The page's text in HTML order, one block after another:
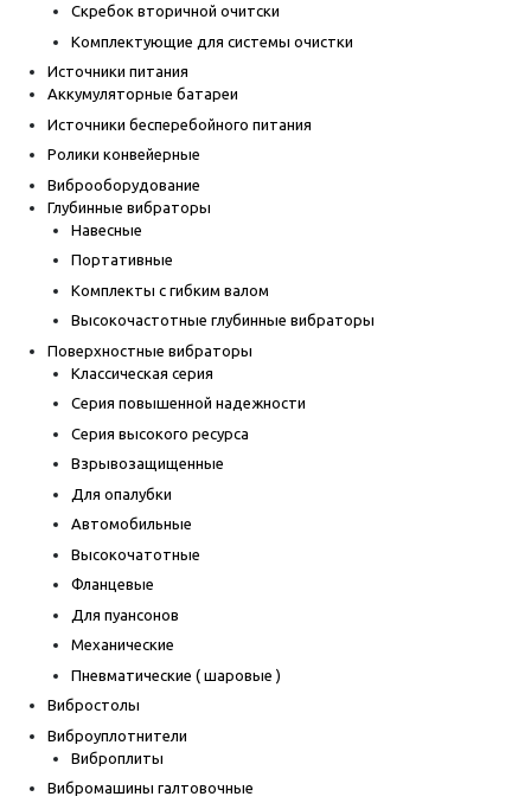
Скребок вторичной очитски
Комплектующие для системы очистки
Источники питания
Аккумуляторные батареи
Источники бесперебойного питания
Ролики конвейерные
Виброоборудование
Глубинные вибраторы
Навесные
Портативные
Комплекты с гибким валом
Высокочастотные глубинные вибраторы
Поверхностные вибраторы
Классическая серия
Серия повышенной надежности
Серия высокого ресурса
Взрывозащищенные
Для опалубки
Автомобильные
Высокочатотные
Фланцевые
Для пуансонов
Механические
Пневматические ( шаровые )
Вибростолы
Виброуплотнители
Виброплиты
Вибромашины галтовочные